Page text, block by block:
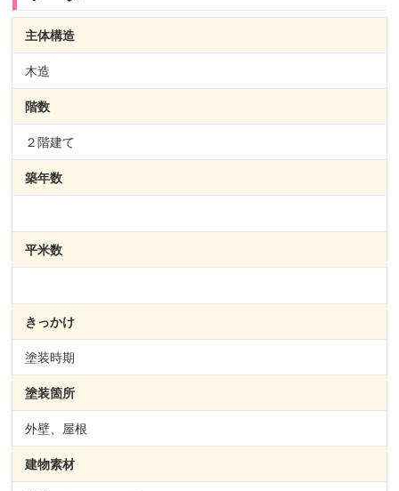
主体構造
木造
階数
２階建て
築年数
平米数
きっかけ
塗装時期
塗装箇所
外壁、屋根
建物素材